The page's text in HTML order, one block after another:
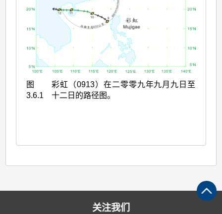
图
3.6.1
彩虹（0913）在二零零九年九月九日至
十二日的路径图。
关注我们